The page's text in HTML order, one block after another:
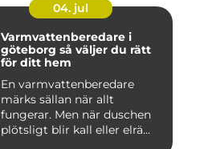
04. jul
Varmvattenberedare i
göteborg så väljer du rätt
för ditt hem
En varmvattenberedare
märks sällan när allt
fungerar. Men när duschen
plötsligt blir kall eller elrä...